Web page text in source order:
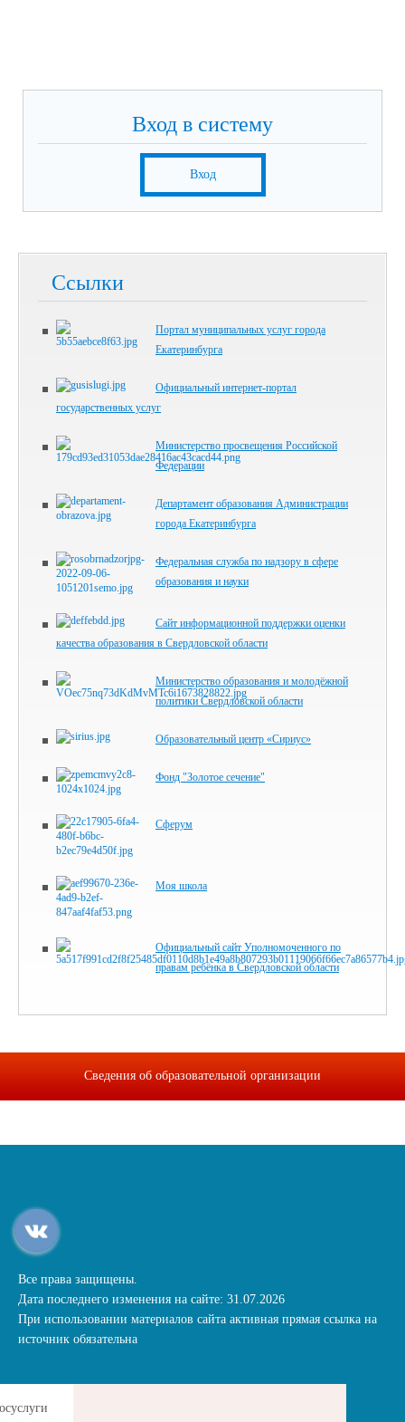
Вход в систему
Вход
Ссылки
Портал муниципальных услуг города
Екатеринбурга
Официальный интернет-портал
государственных услуг
Министерство просвещения Российской
Федерации
Департамент образования Администрации
города Екатеринбурга
Федеральная служба по надзору в сфере
образования и науки
Сайт информационной поддержки оценки
качества образования в Свердловской области
Министерство образования и молодёжной
политики Свердловской области
Образовательный центр «Сириус»
Фонд "Золотое сечение"
Сферум
Моя школа
Официальный сайт Уполномоченного по
правам ребёнка в Свердловской области
Сведения об образовательной организации
Все права защищены.
Дата последнего изменения на сайте: 31.07.2026
При использовании материалов сайта активная прямая ссылка на
источник обязательна